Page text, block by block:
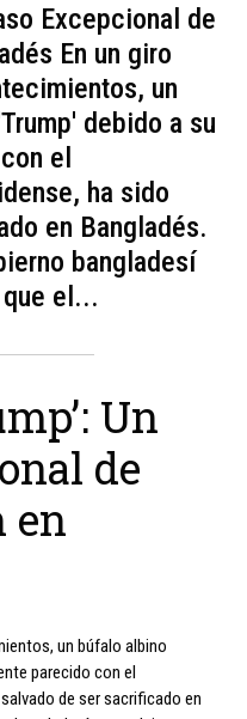
Excepcional de
En un giro
un
debido a su
el
ha sido
en Bangladés.
bangladesí
el...
Un
de
en
un búfalo albino
parecido con el
de ser sacrificado en